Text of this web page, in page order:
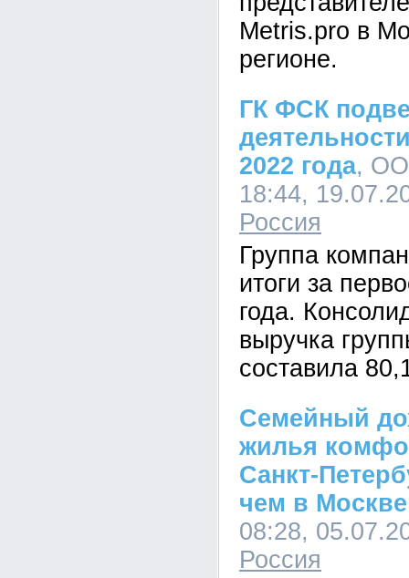
Metris.pro в
регионе.
ГК ФСК
2022 года,
18:44,
Россия
Группа
итоги за
года.
выручка
составила
Семейный
жилья
Санкт-
чем в Москве
08:28,
Россия